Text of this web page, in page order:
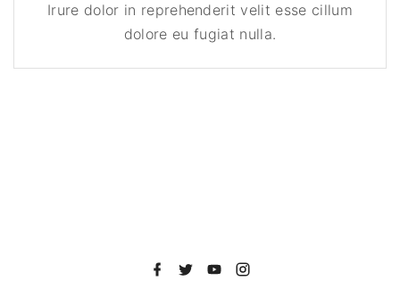
Irure dolor in reprehenderit velit esse cillum
dolore eu fugiat nulla.